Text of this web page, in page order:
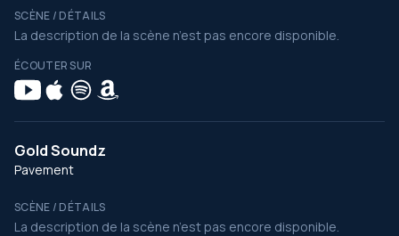
SCÈNE / DÉTAILS
La description de la scène n’est pas encore disponible.
ÉCOUTER SUR
Gold Soundz
Pavement
SCÈNE / DÉTAILS
La description de la scène n’est pas encore disponible.